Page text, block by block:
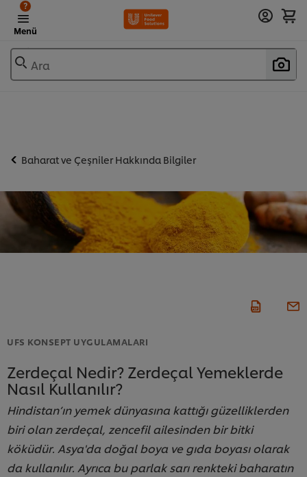
Menü
?
Ara
Baharat ve Çeşniler Hakkında Bilgiler
UFS KONSEPT UYGULAMALARI
Zerdeçal Nedir? Zerdeçal Yemeklerde
Nasıl Kullanılır?
Hindistan’ın yemek dünyasına kattığı güzelliklerden
biri olan zerdeçal, zencefil ailesinden bir bitki
köküdür. Asya'da doğal boya ve gıda boyası olarak
da kullanılır. Ayrıca bu parlak sarı renkteki baharatın